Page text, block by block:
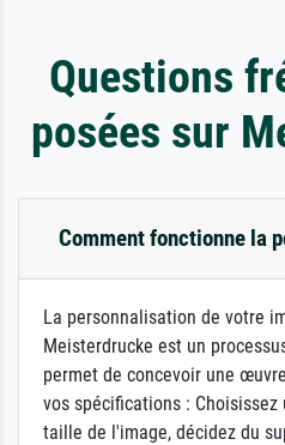
Questions
posées sur
Comment fonctionne la
La personnalisation de votre
Meisterdrucke est un
permet de concevoir une
vos spécifications :
taille de l'image, décidez du